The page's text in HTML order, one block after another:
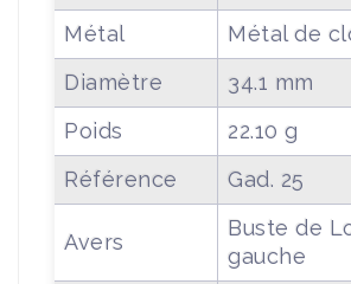
Métal
Métal de
Diamètre
34.1 mm
Poids
22.10 g
Référence
Gad. 25
Avers
Buste de
gauche